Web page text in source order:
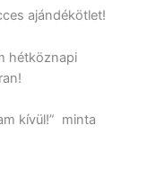
ajándékötlet!
hétköznapi
kívül!” minta